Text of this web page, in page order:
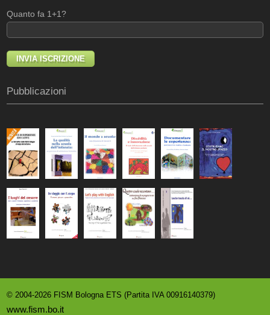
Quanto fa 1+1?
Pubblicazioni
© 2004-2026 FISM Bologna ETS (Partita IVA 00916140379)
www.fism.bo.it